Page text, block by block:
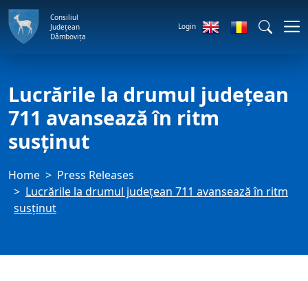
Consiliul
Județean
Dâmbovița
Login
Lucrările la drumul județean
711 avansează în ritm
susținut
Home
Press Releases
Lucrările la drumul județean 711 avansează în ritm
susținut